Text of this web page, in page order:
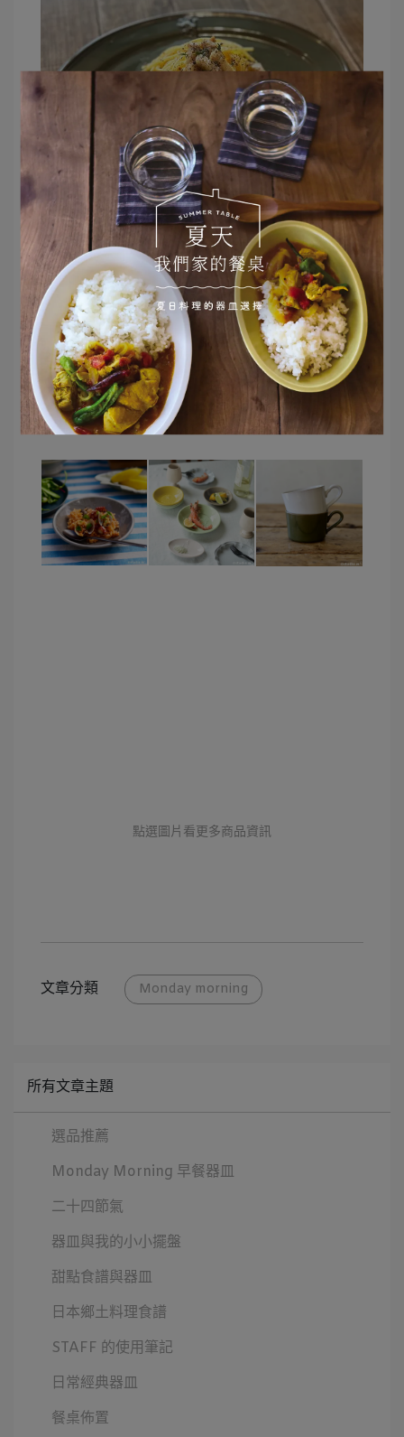
點選圖片看更多商品資訊
文章分類 Monday morning
所有文章主題
選品推薦
Monday Morning 早餐器皿
二十四節氣
器皿與我的小小擺盤
甜點食譜與器皿
日本鄉土料理食譜
STAFF 的使用筆記
日常經典器皿
餐桌佈置